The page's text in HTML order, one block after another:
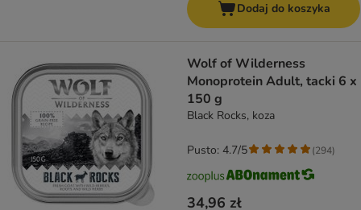
Dodaj do koszyka
Wolf of Wilderness
Monoprotein Adult, tacki 6 x
150 g
Black Rocks, koza
34,96 zł
Pusto: 4.7/5 (294)